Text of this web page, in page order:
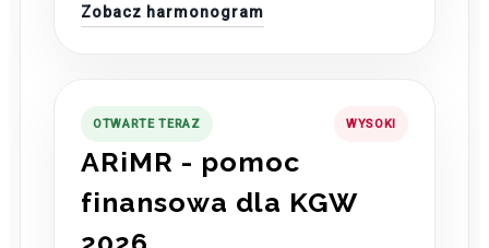
Zobacz harmonogram
OTWARTE TERAZ WYSOKI
ARiMR - pomoc
finansowa dla KGW